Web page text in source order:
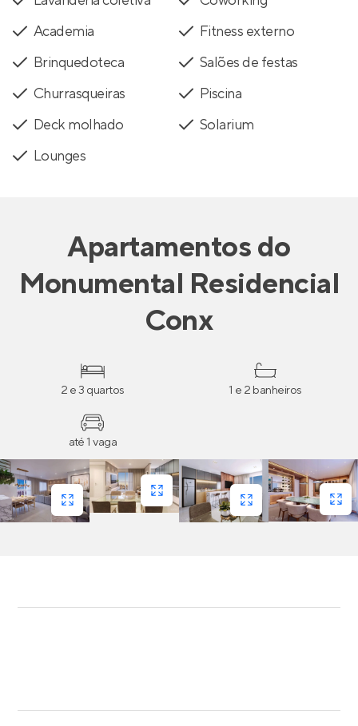
Academia
Fitness externo
Brinquedoteca
Salões de festas
Churrasqueiras
Piscina
Deck molhado
Solarium
Lounges
Apartamentosdo
Monumental Residencial
Conx
2 e 3 quartos 1 e 2 banheiros
até 1 vaga